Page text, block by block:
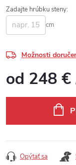
Zadajte hrúbku steny:
cm
Možnosti
od 248 €
Opýtať sa